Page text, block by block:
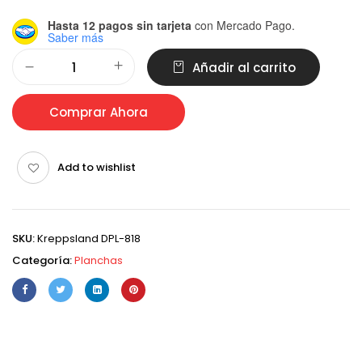
Hasta 12 pagos sin tarjeta con Mercado Pago.
Saber más
Añadir al carrito
Comprar Ahora
Add to wishlist
SKU:Kreppsland DPL-818
Categoría:Planchas